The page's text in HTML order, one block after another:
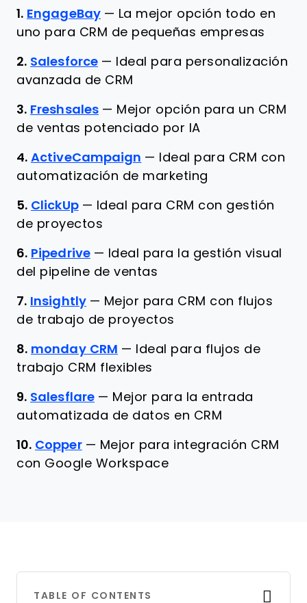
1. EngageBay — La mejor opción todo en
uno para CRM de pequeñas empresas
2. Salesforce —
Ideal para personalización
avanzada de CRM
3. Freshsales — Mejor opción para un CRM
de ventas potenciado por IA
4. ActiveCampaign —
Ideal para CRM con
automatización de marketing
5. ClickUp — Ideal para CRM con gestión
de proyectos
6. Pipedrive — Ideal para la gestión visual
del pipeline de ventas
7. Insightly — Mejor para CRM con flujos
de trabajo de proyectos
8. monday CRM —
Ideal para flujos de
trabajo CRM flexibles
9. Salesflare — Mejor para la entrada
automatizada de datos en CRM
10. Copper — Mejor para integración CRM
con Google Workspace
TABLE OF CONTENTS